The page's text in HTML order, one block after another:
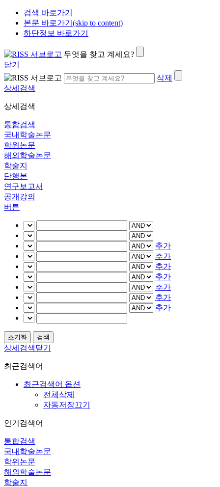
검색 바로가기
본문 바로가기(skip to content)
하단정보 바로가기
무엇을 찾고 계세요?
닫기
삭제
상세검색
상세검색
통합검색
국내학술논문
학위논문
해외학술논문
학술지
단행본
연구보고서
공개강의
버튼
추가
추가
추가
추가
추가
추가
추가
상세검색닫기
최근검색어
최근검색어 옵션
전체삭제
자동저장끄기
인기검색어
통합검색
국내학술논문
학위논문
해외학술논문
학술지